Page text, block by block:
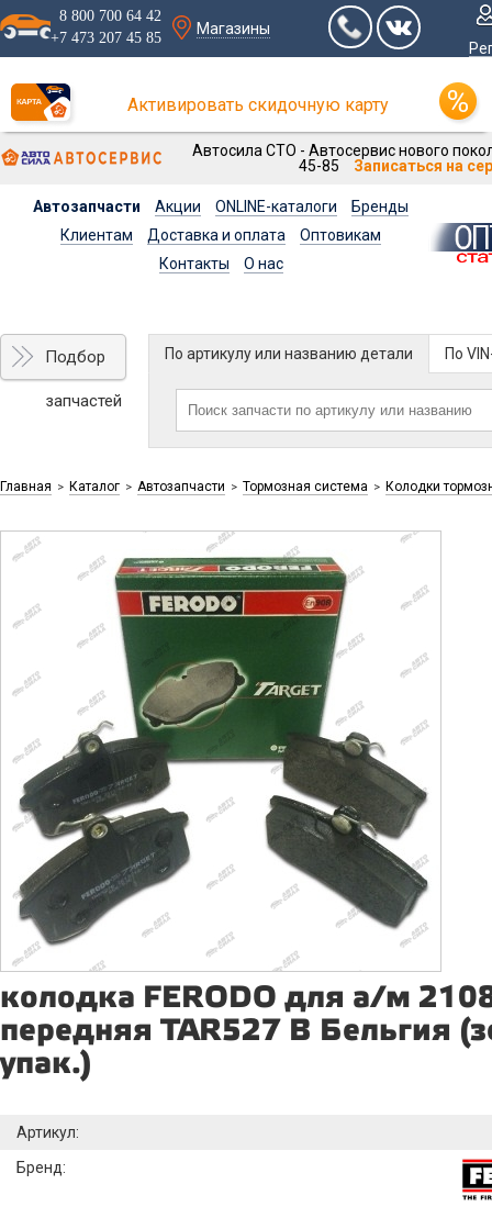
8 800 700 64 42
+7 473 207 45 85
Магазины
Активировать скидочную карту
Автосила СТО - Автосервис нового
45-85
Записаться на
Автозапчасти Акции ONLINE-каталоги
Бренды
Клиентам
Доставка и оплата
Оптовикам
Контакты
О нас
Подбор
запчастей
По артикулу или названию детали По
Главная > Каталог > Автозапчасти > Тормозная система > Колодки
колодка FERODO для а/м
передняя TAR527 B Бельгия
упак.)
Артикул:
Бренд: